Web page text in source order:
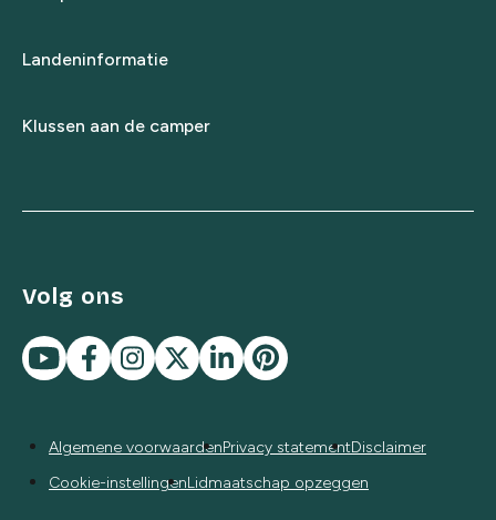
Landeninformatie
Klussen aan de camper
Volg ons
Algemene voorwaardenPrivacy statementDisclaimer
Cookie-instellingenLidmaatschap opzeggen